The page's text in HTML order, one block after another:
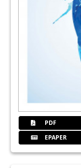
PDF
EPAPER